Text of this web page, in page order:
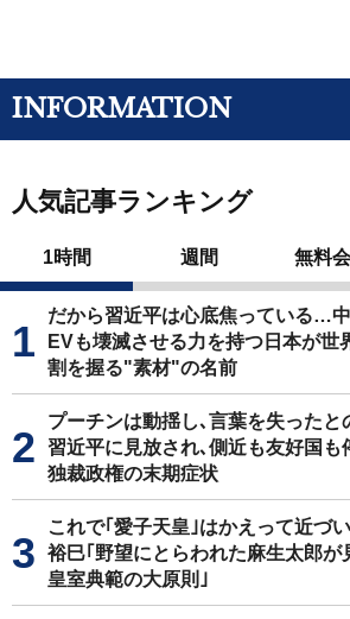
INFORMATION
人気記事ランキング
1時間 週間 無料
だから習近平は心底焦っている…
EVも壊滅させる力を持つ日本が世
割を握る"素材"の名前
プーチンは動揺し､言葉を失った
習近平に見放され､側近も友好国も
独裁政権の末期症状
これで｢愛子天皇｣はかえって近づ
裕巳｢野望にとらわれた麻生太郎が
皇室典範の大原則｣